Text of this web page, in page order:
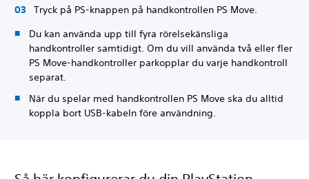
Tryck på PS-knappen på handkontrollen PS Move.
Du kan använda upp till fyra rörelsekänsliga
handkontroller samtidigt. Om du vill använda två eller fler
PS Move-handkontroller parkopplar du varje handkontroll
separat.
När du spelar med handkontrollen PS Move ska du alltid
koppla bort USB-kabeln före användning.